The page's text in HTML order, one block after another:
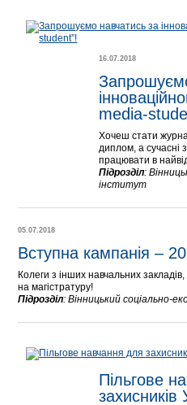
16.07.2018
media-
Хочеш стати
диплом, а сучасні
працювати в
Підрозділ:
інститут
05.07.2018
Вступна кампанія –
Колеги з інших навчальних
на магістратуру!
Підрозділ:Вінницький соціально-
Пільгове
захисників